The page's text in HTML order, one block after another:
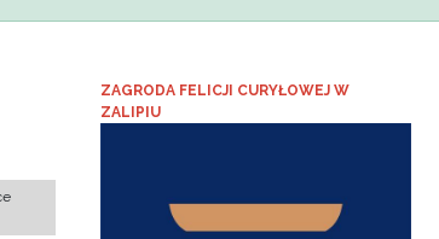
ZAGRODA FELICJI CURYŁOWEJ W
ZALIPIU